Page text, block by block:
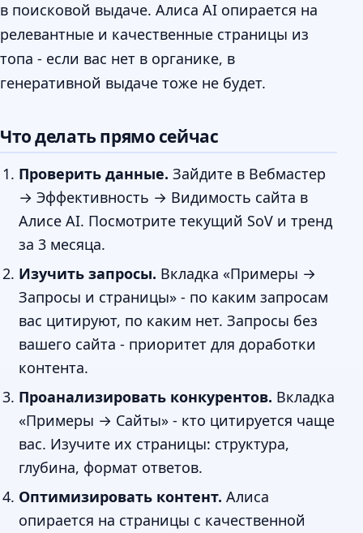
в поисковой выдаче. Алиса AI опирается на
релевантные и качественные страницы из
топа - если вас нет в органике, в
генеративной выдаче тоже не будет.
Что делать прямо сейчас
Проверить данные. Зайдите в Вебмастер
→ Эффективность → Видимость сайта в
Алисе AI. Посмотрите текущий SoV и тренд
за 3 месяца.
Изучить запросы. Вкладка «Примеры →
Запросы и страницы» - по каким запросам
вас цитируют, по каким нет. Запросы без
вашего сайта - приоритет для доработки
контента.
Проанализировать конкурентов. Вкладка
«Примеры → Сайты» - кто цитируется чаще
вас. Изучите их страницы: структура,
глубина, формат ответов.
Оптимизировать контент. Алиса
опирается на страницы с качественной